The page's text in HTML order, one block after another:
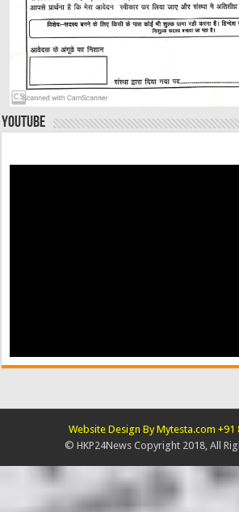
YouTube
Website Design By Mytesta.com +91
© HKP24News Copyright 2018, All